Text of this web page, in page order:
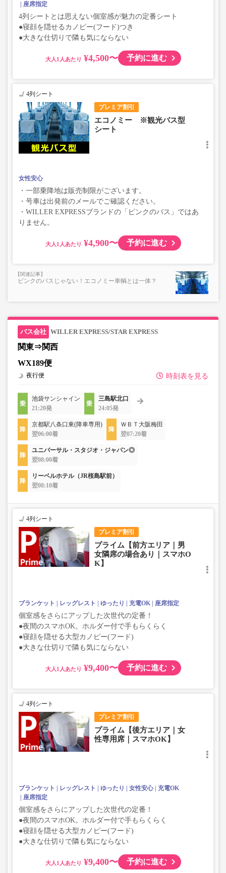
座席指定
4列シートとは思えない個室感が魅力の定番シート
●寝顔を隠せるカノピー(フード)つき
●大きな仕切りで隣も気にならない
大人 ¥4,500〜 予約に進む
プレミア割引
4列シート
エコノミー ※観光バス型
シート
女性安心
・一部乗降地は販売制限がございます。
・号車は出発前のメールでご確認ください。
・WILLER EXPRESSブランドの「ピンクのバス」ではあ
りません。
大人 ¥4,900〜 予約に進む
ピンクのバスじゃない！エコノミー車輌とは一体？
WILLER EXPRESS/STAR EXPRESS
関東⇒関西
WX189便
時刻表を見る
夜行便
池袋サンシャイン
21:20発
三島駅北口
24:05発
京都駅八条口東(降車専用)
翌06:00着
ＷＢＴ大阪梅田
翌07:20着
ユニバーサル・スタジオ・ジャパン◎
翌08:00着
リーベルホテル（JR桜島駅前）
翌08:10着
プレミア割引
4列シート
プライム【前方エリア｜男
女隣席の場合あり｜スマホO
K】
ブランケット レッグレスト ゆったり 充電OK 座席指定
個室感をさらにアップした次世代の定番！
●夜間のスマホOK。ホルダー付で手もらくらく
●寝顔を隠せる大型カノピー(フード)
●大きな仕切りで隣も気にならない
大人 ¥9,400〜 予約に進む
プレミア割引
4列シート
プライム【後方エリア｜女
性専用席｜スマホOK】
ブランケット レッグレスト ゆったり 女性安心
充電OK
座席指定
個室感をさらにアップした次世代の定番！
●夜間のスマホOK。ホルダー付で手もらくらく
●寝顔を隠せる大型カノピー(フード)
●大きな仕切りで隣も気にならない
大人 ¥9,400〜 予約に進む